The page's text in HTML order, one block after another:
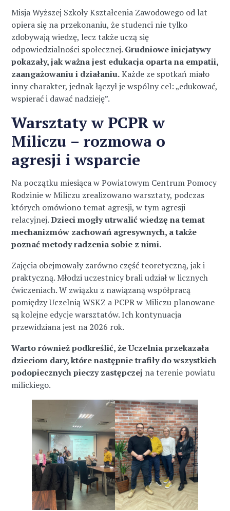
Misja Wyższej Szkoły Kształcenia Zawodowego od lat
opiera się na przekonaniu, że studenci nie tylko
zdobywają wiedzę, lecz także uczą się
odpowiedzialności społecznej. Grudniowe inicjatywy
pokazały, jak ważna jest edukacja oparta na empatii,
zaangażowaniu i działaniu.Każde ze spotkań miało
inny charakter, jednak łączył je wspólny cel: „edukować,
wspierać i dawać nadzieję”.
Warsztaty w PCPR w
Miliczu – rozmowa o
agresji i wsparcie
Na początku miesiąca w Powiatowym Centrum Pomocy
Rodzinie w Miliczu zrealizowano warsztaty, podczas
których omówiono temat agresji, w tym agresji
relacyjnej.Dzieci mogły utrwalić wiedzę na temat
mechanizmów zachowań agresywnych, a także
poznać metody radzenia sobie z nimi.
Zajęcia obejmowały zarówno część teoretyczną, jak i
praktyczną. Młodzi uczestnicy brali udział w licznych
ćwiczeniach. W związku z nawiązaną współpracą
pomiędzy Uczelnią WSKZ a PCPR w Miliczu planowane
są kolejne edycje warsztatów. Ich kontynuacja
przewidziana jest na 2026 rok.
Warto również podkreślić, że Uczelnia przekazała
dzieciom dary, które następnie trafiły do wszystkich
podopiecznych pieczy zastępczej na terenie powiatu
milickiego.